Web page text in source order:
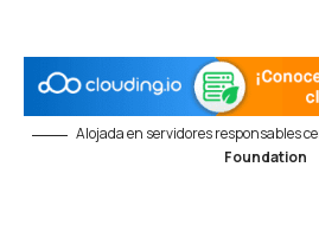
Alojada en servidores responsables
Foundation